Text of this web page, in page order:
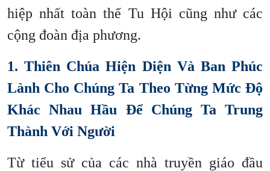
hiệp nhất toàn thể Tu Hội cũng như các
cộng đoàn địa phương.
1. Thiên Chúa Hiện Diện Và Ban Phúc
Lành Cho Chúng Ta Theo Từng Mức Độ
Khác Nhau Hầu Để Chúng Ta Trung
Thành Với Người
Từ tiểu sử của các nhà truyền giáo đầu